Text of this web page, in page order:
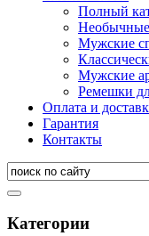
Полный
Мужские
Мужские
Ремешки
Оплата и
Гарантия
Контакты
Категории